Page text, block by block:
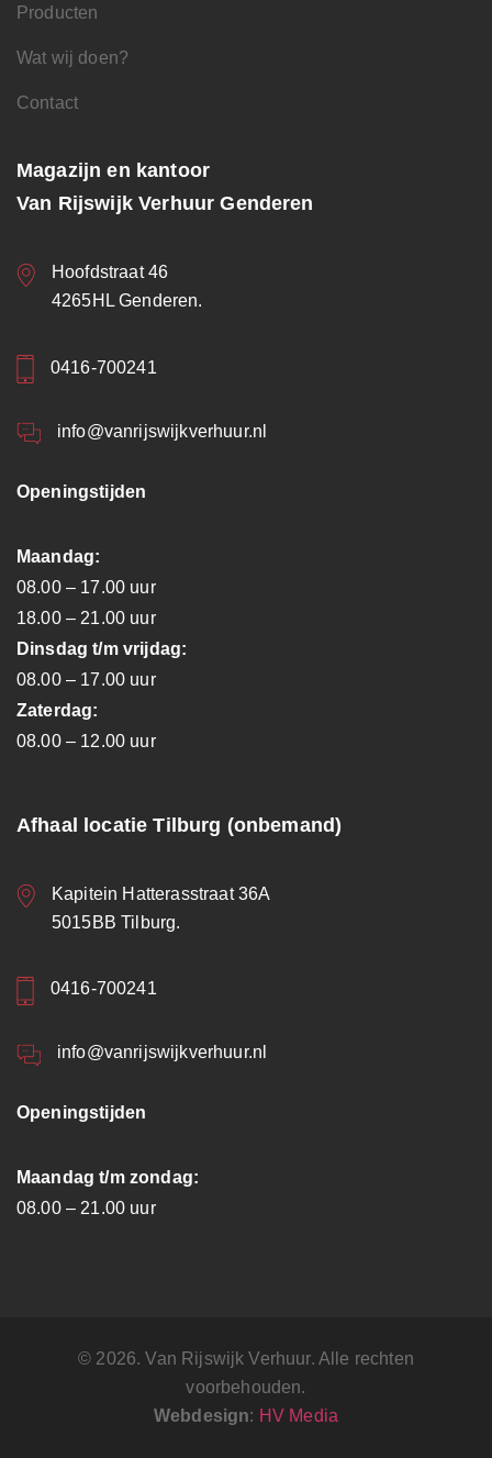
Producten
Wat wij doen?
Contact
Magazijn en kantoor
Van Rijswijk Verhuur Genderen
Hoofdstraat 46
4265HL Genderen.
0416-700241
info@vanrijswijkverhuur.nl
Openingstijden
Maandag:
08.00 – 17.00 uur
18.00 – 21.00 uur
Dinsdag t/m vrijdag:
08.00 – 17.00 uur
Zaterdag:
08.00 – 12.00 uur
Afhaal locatie Tilburg (onbemand)
Kapitein Hatterasstraat 36A
5015BB Tilburg.
0416-700241
info@vanrijswijkverhuur.nl
Openingstijden
Maandag t/m zondag:
08.00 – 21.00 uur
© 2026. Van Rijswijk Verhuur. Alle rechten
voorbehouden.
Webdesign: HV Media